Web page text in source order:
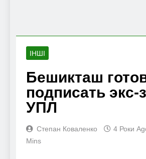
ІНШІ
Бешикташ
подписать экс-
УПЛ
Степан Коваленко 4 Роки
Mins